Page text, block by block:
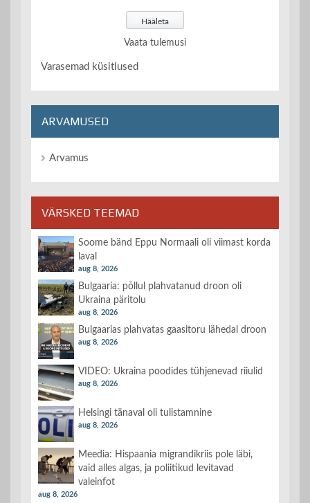
Vaata tulemusi
Varasemad küsitlused
ARVAMUSED
Arvamus
VÄRSKED TEEMAD
Soome bänd Eppu Normaali oli viimast korda
laval
aug 8, 2026
Bulgaaria: põllul plahvatanud droon oli
Ukraina päritolu
aug 8, 2026
Bulgaarias plahvatas gaasitoru lähedal droon
aug 8, 2026
VIDEO: Ukraina poodides tühjenevad riiulid
aug 8, 2026
Helsingi tänaval oli tulistamnine
aug 8, 2026
Meedia: Hispaania migrandikriis pole läbi,
vaid alles algas, ja poliitikud levitavad
valeinfot
aug 8, 2026